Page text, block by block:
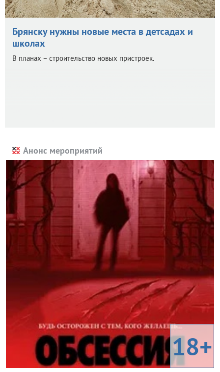
Брянску нужны новые места в детсадах и
школах
В планах – строительство новых пристроек.
Анонс мероприятий
18+